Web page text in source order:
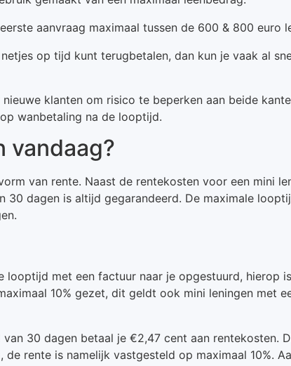
aanvraag maximaal tussen de 600 & 800 euro
op tijd kunt terugbetalen, dan kun je vaak al
klanten om risico te beperken aan beide
wanbetaling na de looptijd.
vandaag?
van rente. Naast de rentekosten voor een mini
30 dagen is altijd gegarandeerd. De maximale
looptijd met een factuur naar je opgestuurd, hierop
10% gezet, dit geldt ook mini leningen met
30 dagen betaal je €2,47 cent aan rentekosten.
rente is namelijk vastgesteld op maximaal 10%.